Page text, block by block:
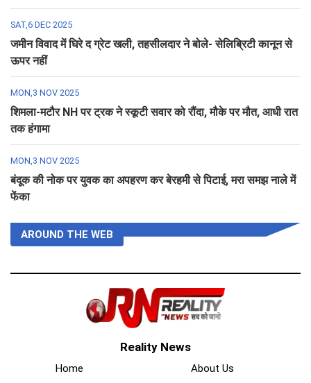
SAT,6 DEC 2025
जमीन विवाद में घिरे द ग्रेट खली, तहसीलदार ने बोले- सेलिब्रिटी कानून से
ऊपर नहीं
MON,3 NOV 2025
शिमला-मटौर NH पर ट्रक ने स्कूटी सवार को रौंदा, मौके पर मौत, आधी रात
तक हंगामा
MON,3 NOV 2025
बंदूक की नोक पर युवक का अपहरण कर बेरहमी से पिटाई, मरा समझ नाले में
फेंका
AROUND THE WEB
Reality News
Home
About Us